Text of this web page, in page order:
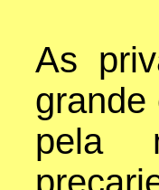
As
pela